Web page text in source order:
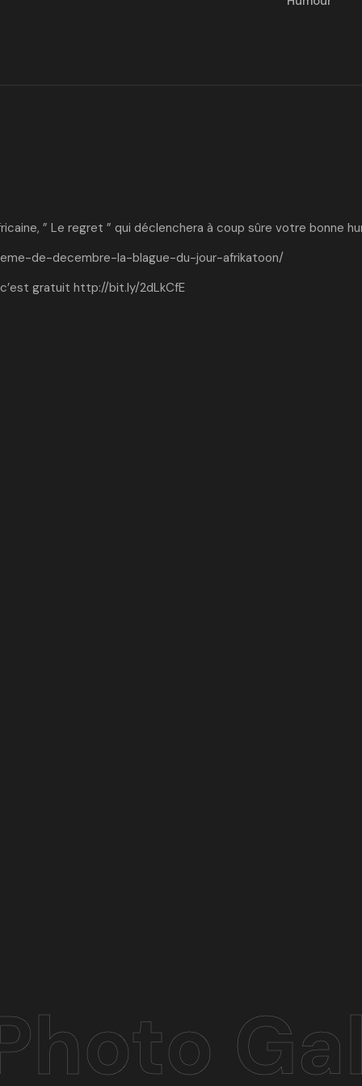
” Le regret ” qui déclenchera à coup sûre votre bonne
de-decembre-la-blague-du-jour-afrikatoon/
gratuit http://bit.ly/2dLkCfE